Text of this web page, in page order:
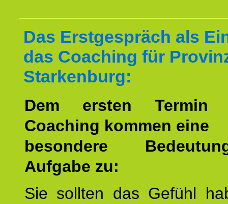
Das Erstgespräch als
das Coaching für
Starkenburg:
Dem ersten
Coaching kommen eine
besondere
Aufgabe zu:
Sie sollten das Gefühl